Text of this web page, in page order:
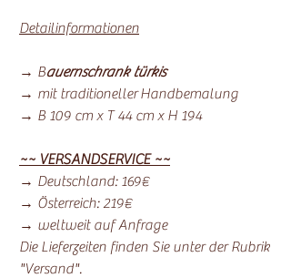
Detailinformationen
→ Bauernschrank türkis
→ mit traditioneller Handbemalung
→ B 109 cm x T 44 cm x H 194
~~ VERSANDSERVICE ~~
→ Deutschland: 169€
→ Österreich: 219€
→ weltweit auf Anfrage
Die Lieferzeiten finden Sie unter der Rubrik
"Versand".